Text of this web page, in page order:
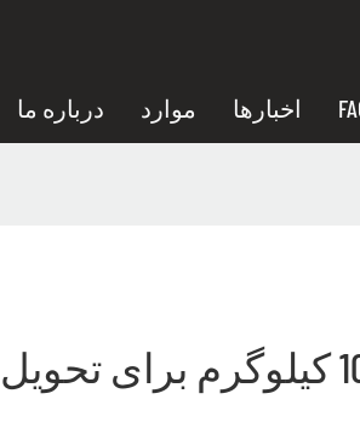
درباره ما موارد اخبارها